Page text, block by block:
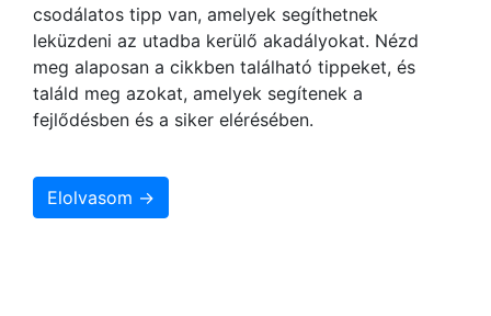
csodálatos tipp van, amelyek segíthetnek
leküzdeni az utadba kerülő akadályokat. Nézd
meg alaposan a cikkben található tippeket, és
találd meg azokat, amelyek segítenek a
fejlődésben és a siker elérésében.
Elolvasom →